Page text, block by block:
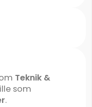
Teknik &
som
.